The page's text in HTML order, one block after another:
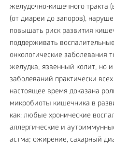
желудочно-кишечного тракта
(от диареи до запоров),
повышать риск развития
поддерживать
онкологические заболевания
желудка; язвенный колит; но
заболеваний практически
настоящее время доказана
микробиоты кишечника в
как: любые хронические
аллергические и
астма; ожирение, сахарный